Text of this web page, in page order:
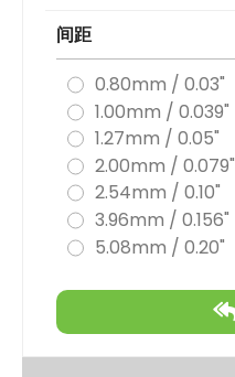
间距
0.80mm / 0.03"
1.00mm / 0.039"
1.27mm / 0.05"
2.00mm / 0.079"
2.54mm / 0.10"
3.96mm / 0.156"
5.08mm / 0.20"